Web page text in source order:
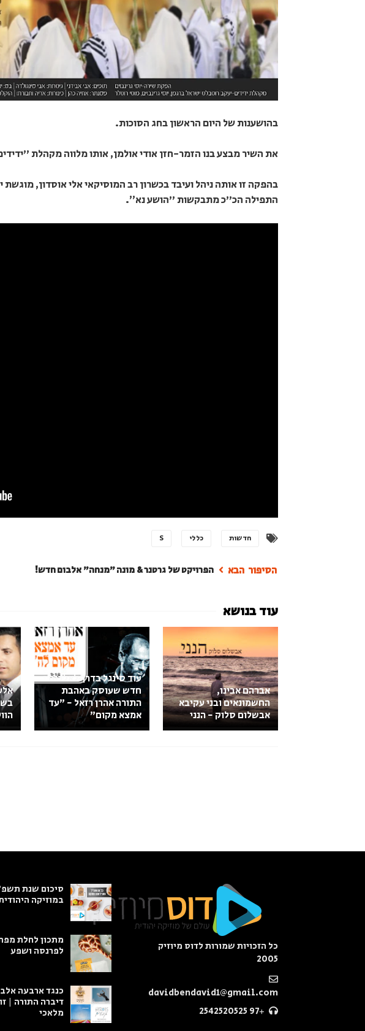
בהושענות של היום הראשון בחג הסוכות.
את השיר מבצע בנו הזמר-חזן אודי אולמן, אותו מלווה מקהלת
בהפקה זו אותה ניהל ועיבד בכשרון רב המוסיקאי אלי אוסדון, מוגשת
התפילה הכ"כ מתבקשות "הושע נא״.
חדשות כללי S
הפרויקט של גרטנר & מונה "מנחה" אלבום חדש!
אברהם אבינו,
החשמונאים ובני עקיבא
אבשלום סלוק - הנני
עוד סינגל בדרך לאלבום
חדש שעוסק באהבת
התורה אהרן רזאל - "עד
אמצא מקום"
כל הזכויות שמורות לדוס מיוזיק
2005
davidbendavid1@gmail.com
+97 2542520525
סיכום שנת
במוזיקה
מתכון לחלת
לפרנסה ושפע
כנגד ארבעה
דיברה התורה |
מלאכי